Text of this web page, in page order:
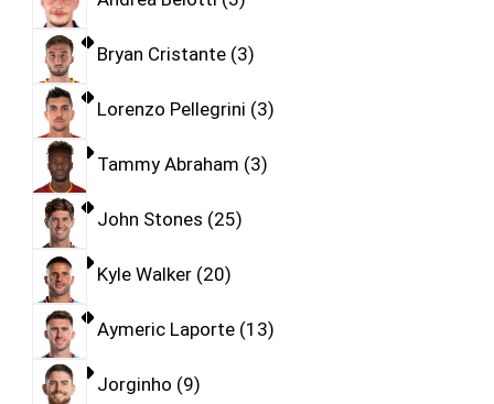
Bryan Cristante 3
Lorenzo Pellegrini 3
Tammy Abraham 3
John Stones 25
Kyle Walker 20
Aymeric Laporte 13
Jorginho 9